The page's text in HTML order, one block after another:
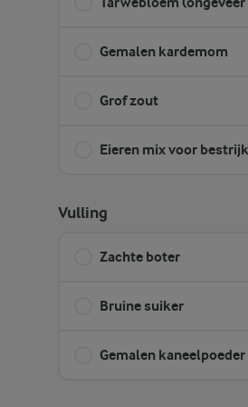
Gemalen kardemom
Grof zout
Eieren mix voor
Vulling
Zachte boter
Bruine suiker
Gemalen kaneelpoeder